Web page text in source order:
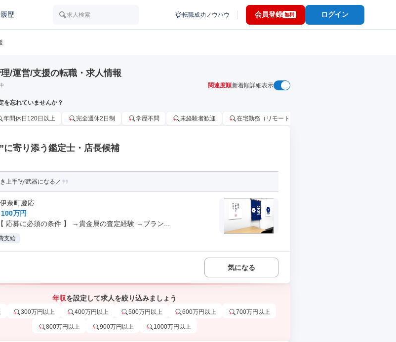
歴 求人検索 転職成功ノウハウ 会員登録 無料 ログイン
/運営/支援の転職・求人情報
関連度順新着順詳細表示
を忘れていませんか？
年間休日120日以上 完全週休2日制 学歴不問 未経験者歓迎 在宅勤務（リモートワーク）OK
に寄り添う鑑定士・店長候補
上手”が武器になる／
奈町慶応
万円
応募に必須の条件 】 →貴金属の査定経験 →ブラン...
支給
気になる
年収を設定して求人を絞り込みましょう
300万円以上 400万円以上 500万円以上 600万円以上 700万円以上
800万円以上 900万円以上 1000万円以上